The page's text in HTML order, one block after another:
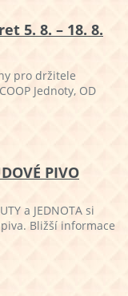
5. 8. – 18. 8.
pro držitele
Jednoty, OD
PIVO
a JEDNOTA si
Bližší informace